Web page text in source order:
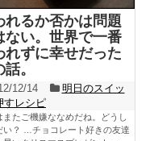
れるか否かは問題
ない。世界で一番
れずに幸せだった
。
12/14
明日のスイッ
すレシピ
またご機嫌ななめだね。どうし
い？ …チョコレート好きの友達